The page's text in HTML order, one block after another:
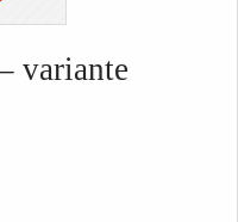
variante